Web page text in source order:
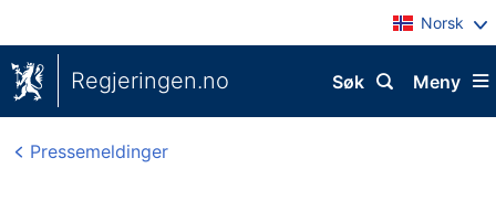
Norsk
Regjeringen.no Meny
Søk
Pressemeldinger